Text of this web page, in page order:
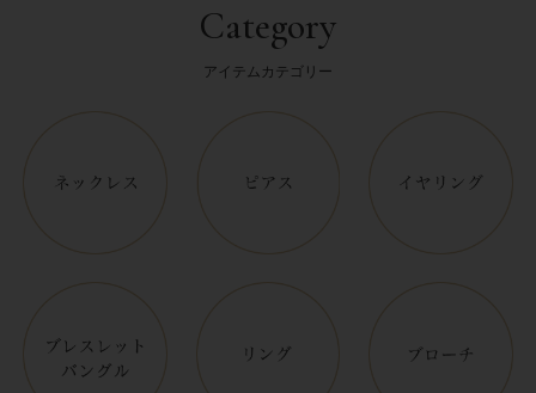
Category
アイテムカテゴリー